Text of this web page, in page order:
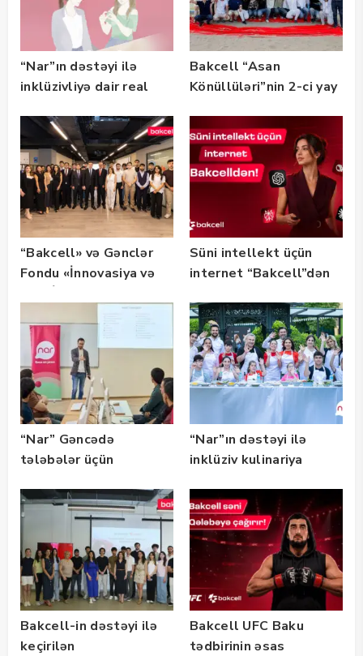
“Nar”ın dəstəyi ilə
inklüzivliyə dair real
təqdim edilir
Bakcell “Asan
Könüllüləri”nin 2-ci yay
olub — FOTO
“Bakcell» və Gənclər
Fondu «İnnovasiya və
təqaüd proqramının
qalibləri ilə görüş
keçirib
Süni intellekt üçün
internet “Bakcell”dən
“Nar” Gəncədə
tələbələr üçün
təlimləri təşkil edib
“Nar”ın dəstəyi ilə
inklüziv kulinariya
keçirilib — Fotolar
Bakcell-in dəstəyi ilə
keçirilən
Bakcell UFC Baku
tədbirinin əsas